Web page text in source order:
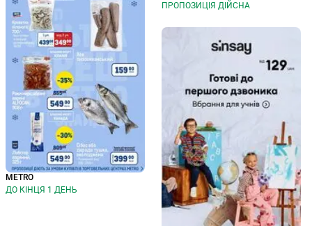
METRO
ДО КІНЦЯ 1 ДЕНЬ
ПРОПОЗИЦІЯ ДІЙСНА